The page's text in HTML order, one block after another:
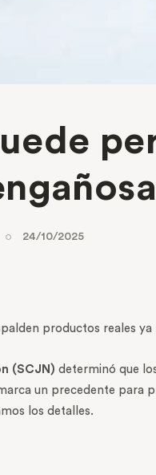
24/10/2025
productos reales ya
(SCJN) determinó que
un precedente
los detalles.